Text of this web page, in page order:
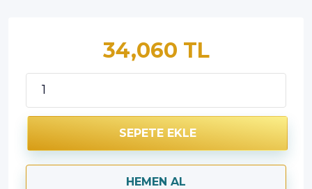
34,060 TL
SEPETE EKLE
HEMEN AL